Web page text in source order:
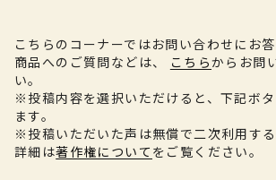
こちらのコーナーではお問い合わせにお答
商品へのご質問などは、
こちらからお問
い。
※投稿内容を選択いただけると、下記ボ
ます。
※投稿いただいた声は無償で二次利用する
詳細は著作権について をご覧ください。